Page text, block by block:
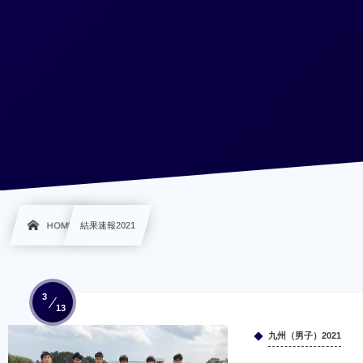
HOME 結果速報2021
九州（男子）2021
3
13